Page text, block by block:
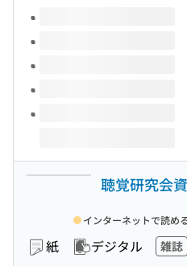
このタイトルの巻号
聴覚研究会
紙 デジタル 雑誌
インターネットで読め